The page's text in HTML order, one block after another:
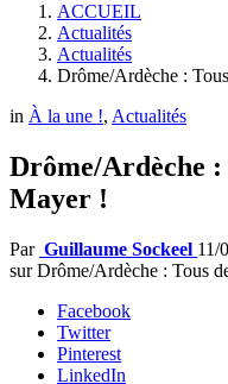
ACCUEIL
Actualités
Actualités
Drôme/Ardèche :
in À la une !, Actualités
Drôme/Ardèche
Mayer !
Par Guillaume Sockeel 11/
sur Drôme/Ardèche : Tous
Facebook
Twitter
Pinterest
LinkedIn